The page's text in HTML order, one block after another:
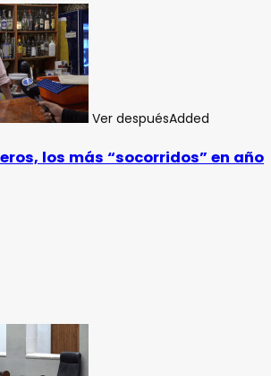
Ver despuésAdded
los más “socorridos” en año